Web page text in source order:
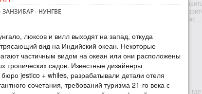
отдохнуть под теплым солнцем в шезлонге или
насладиться зарезервированной для гостей отеля
кухни, здесь есть главный ресторан, где на завтрак вас ...
ТУР НА ЗАНЗИБАР 5*, ПРОМОАКЦИЯ
ТАНЗАНИЯ
Individual
Проведите неделю на лучшем пляже Занзибара, там,
ЗАНЗИБАР - НУНГВЕ
люксов и вилл выходят на запад, откуда
вид на Индийский океан. Некоторые
частичным видом на океан или они расположены
тропических садов. Известные дизайнеры
бюро jestico + whiles, разрабатывали детали отеля
сочетания, требований туризма 21-го века с